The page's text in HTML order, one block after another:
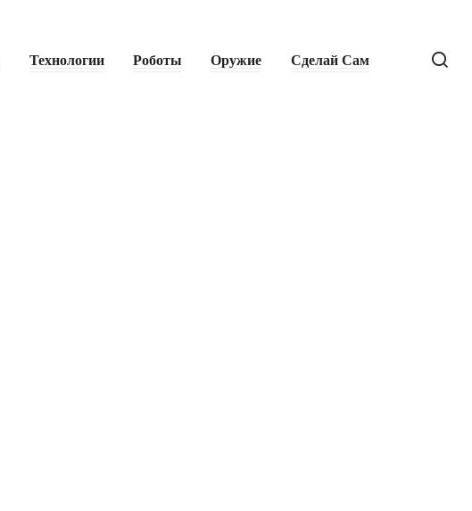
Технологии Роботы Оружие Сделай Сам